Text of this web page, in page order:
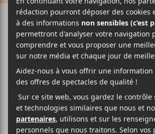
Cet évènement est passé.
IDLES : tournée Love
2024
2024-09-21 @ 20:00-2024-09-22